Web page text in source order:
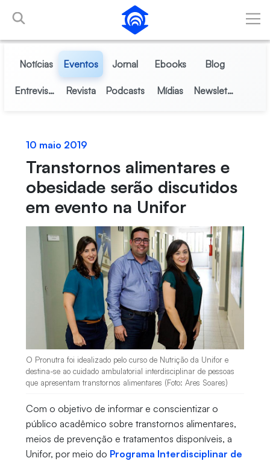
Pular para o Conteúdo principal
Notícias Eventos Jornal Ebooks Blog
Entrevistas Revista Podcasts Mídias Newsletter
10 maio 2019
Transtornos alimentares e
obesidade serão discutidos
em evento na Unifor
O Pronutra foi idealizado pelo curso de Nutrição da Unifor e
destina-se ao cuidado ambulatorial interdisciplinar de pessoas
que apresentam transtornos alimentares (Foto: Ares Soares)
Com o objetivo de informar e conscientizar o
público acadêmico sobre transtornos alimentares,
meios de prevenção e tratamentos disponíveis, a
Unifor, por meio do Programa Interdisciplinar de